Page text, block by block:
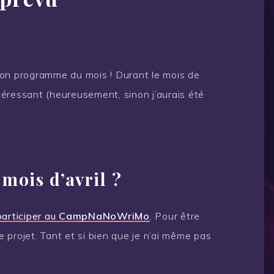
programme du mois ! Durant le mois de
(heureusement, sinon j’aurais été
d’avril ?
au CampNaNoWriMo. Pour être
Tant et si bien que je n’ai même pas